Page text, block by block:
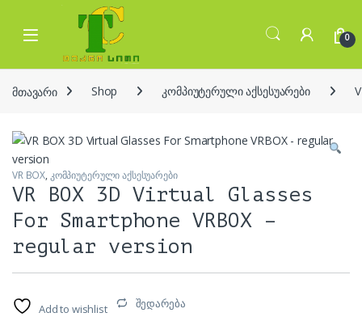
Skip to navigation
Skip to content
Open 0
მთავარი Shop კომპიუტერული აქსესუარები
VR BOX, კომპიუტერული აქსესუარები
VR BOX 3D Virtual Glasses
For Smartphone VRBOX –
regular version
Add to wishlist შედარება